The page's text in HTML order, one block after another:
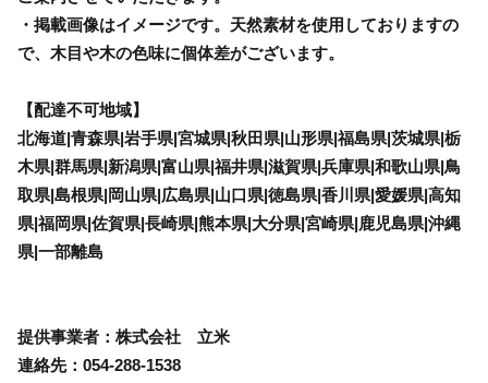
・掲載画像はイメージです。天然素材を使用しておりますの
で、木目や木の色味に個体差がございます。
【配達不可地域】
北海道|青森県|岩手県|宮城県|秋田県|山形県|福島県|茨城県|栃
木県|群馬県|新潟県|富山県|福井県|滋賀県|兵庫県|和歌山県|鳥
取県|島根県|岡山県|広島県|山口県|徳島県|香川県|愛媛県|高知
県|福岡県|佐賀県|長崎県|熊本県|大分県|宮崎県|鹿児島県|沖縄
県|一部離島
提供事業者：株式会社 立米
連絡先：054-288-1538